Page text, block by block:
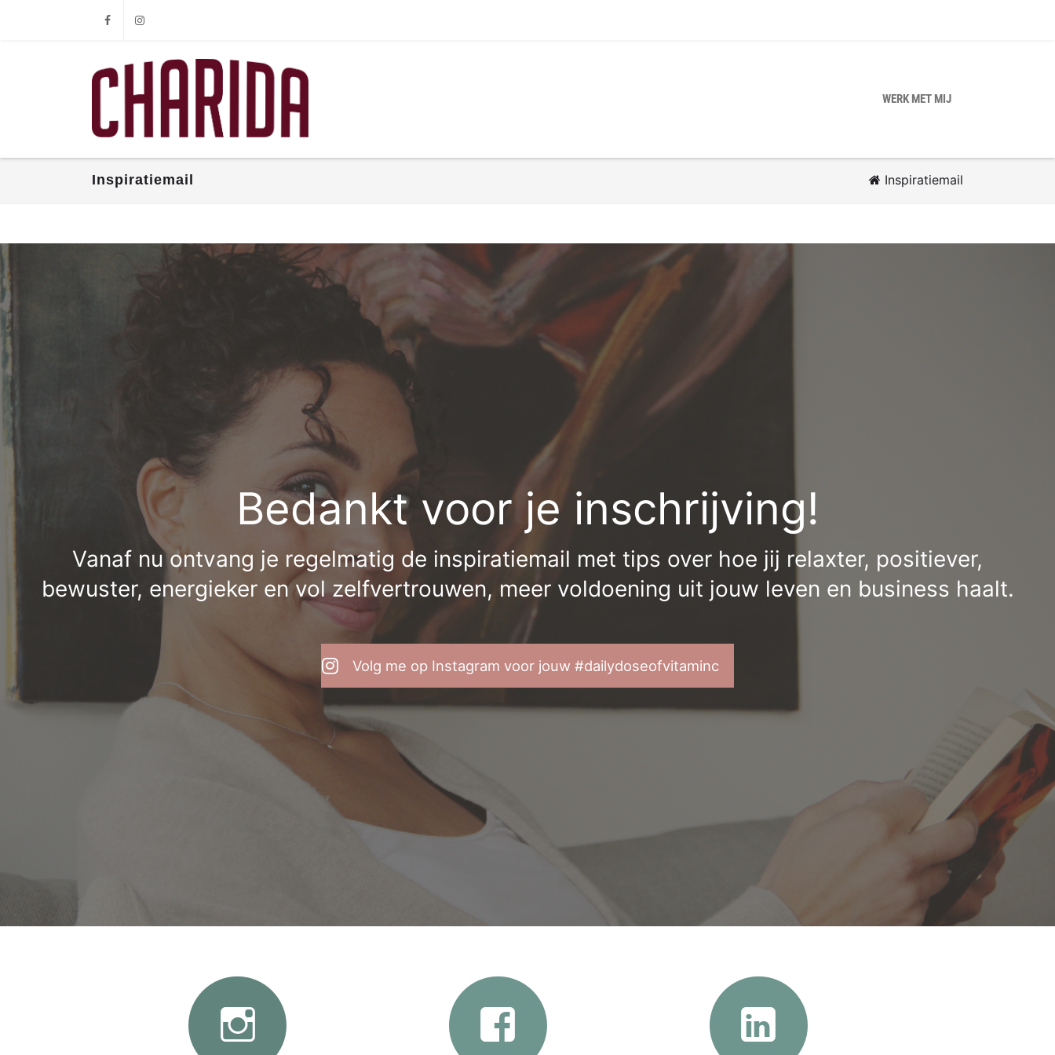
FacebookInstagram
WERK MET MIJ
Inspiratiemail Inspiratiemail
Bedankt voor je inschrijving!
Vanaf nu ontvang je regelmatig de inspiratiemail met tips over hoe jij relaxter, positiever,
bewuster, energieker en vol zelfvertrouwen, meer voldoening uit jouw leven en business haalt.
Volg me op Instagram voor jouw #dailydoseofvitaminc